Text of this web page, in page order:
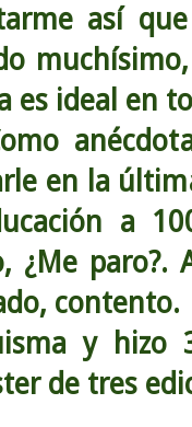
así
es ideal en
anécdota
en la
a
¿Me
contento.
y hizo 3
de tres